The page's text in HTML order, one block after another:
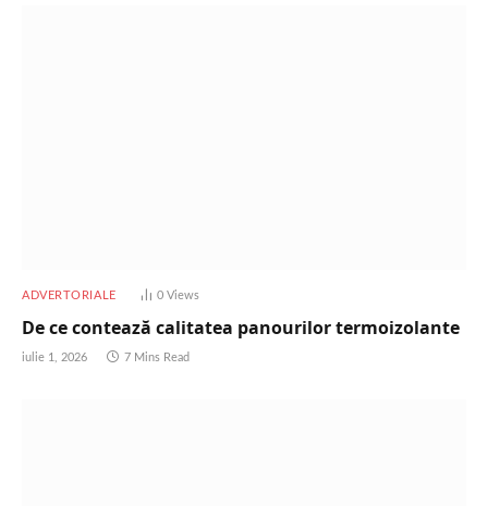
ADVERTORIALE 0 Views
De ce contează calitatea panourilor termoizolante
iulie 1, 2026 7 Mins Read